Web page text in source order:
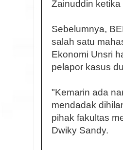
Zainuddin ketika
Sebelumnya,
salah satu
Ekonomi Unsri
pelapor kasus
"Kemarin ada
mendadak
pihak fakultas
Dwiky Sandy.